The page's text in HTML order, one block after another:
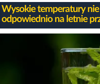
Wysokie temperatury nie
odpowiednio na letnie